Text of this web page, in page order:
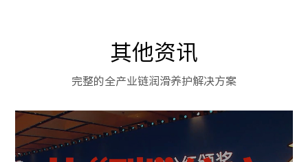
其他资讯
完整的全产业链润滑养护解决方案